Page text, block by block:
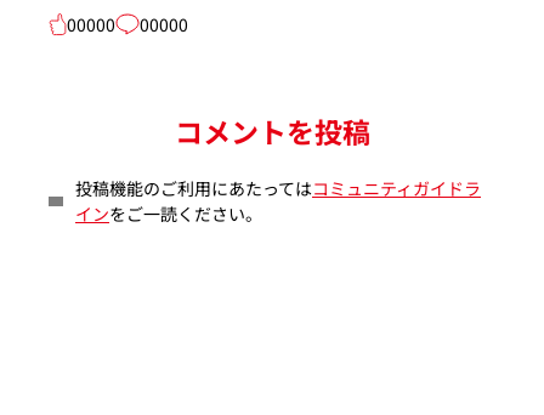
00000
00000
コメントを投稿
投稿機能のご利用にあたってはコミュニティガイドラ
インをご一読ください。